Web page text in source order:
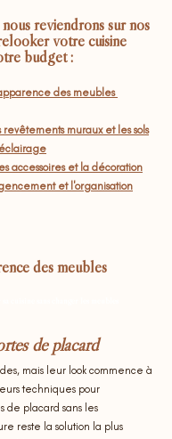
reviendrons sur nos
votre cuisine
budget :
des meubles
muraux et les sols
accessoires et la décoration
et l'organisation
des meubles
de placard
mais leur look commence à
techniques pour
de placard sans les
reste la solution la plus